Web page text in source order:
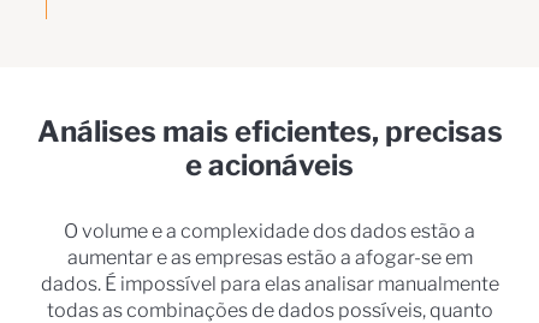
Análises mais eficientes, precisas
e acionáveis
O volume e a complexidade dos dados estão a
aumentar e as empresas estão a afogar-se em
dados. É impossível para elas analisar manualmente
todas as combinações de dados possíveis, quanto